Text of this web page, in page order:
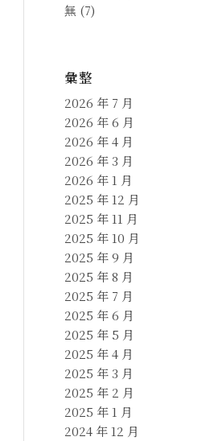
無 (7)
彙整
2026 年 7 月
2026 年 6 月
2026 年 4 月
2026 年 3 月
2026 年 1 月
2025 年 12 月
2025 年 11 月
2025 年 10 月
2025 年 9 月
2025 年 8 月
2025 年 7 月
2025 年 6 月
2025 年 5 月
2025 年 4 月
2025 年 3 月
2025 年 2 月
2025 年 1 月
2024 年 12 月